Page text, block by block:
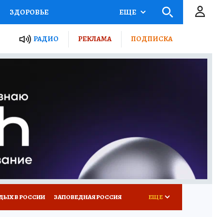
ЗДОРОВЬЕ
РОССИИ
ПУТЕВОДИТЕЛЬ
ПОТРЕБИТЕЛЯ
ЕЩЕ
РАДИО РЕКЛАМА ПОДПИСКА
В РОССИИ ЗАПОВЕДНАЯ РОССИЯ ЕЩЕ